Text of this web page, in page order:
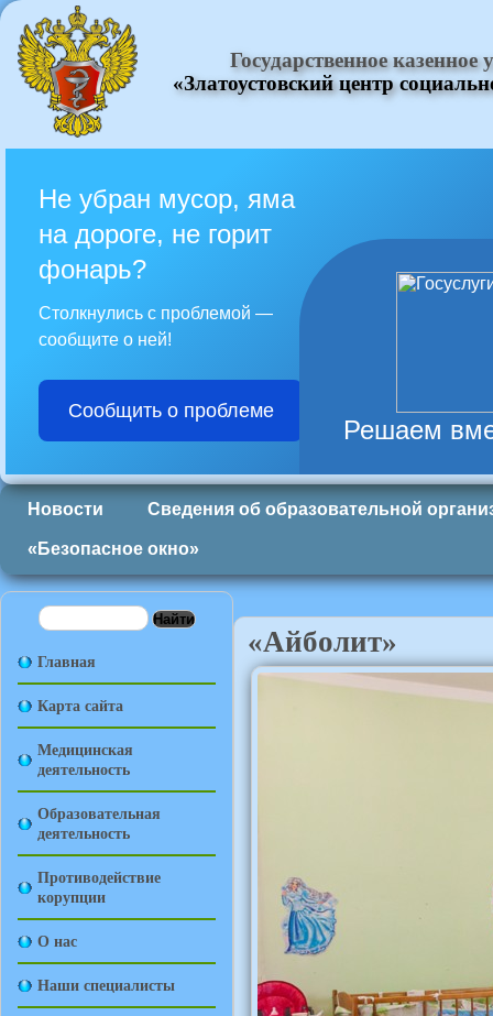
Государственное
«Златоустовский центр
Новости Сведения об образовательной
«Безопасное окно»
Главная
Карта сайта
Медицинская
деятельность
Образовательная
деятельность
Противодействие
корупции
О нас
Наши специалисты
«Айболит»